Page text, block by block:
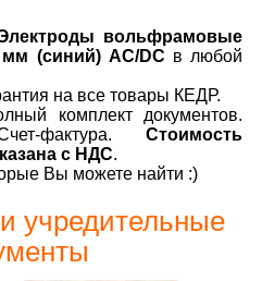
вольфрамовые
(синий) AC/DC в любой
на все товары КЕДР.
комплект документов.
фактура. Стоимость
с НДС.
Вы можете найти :)
учредительные